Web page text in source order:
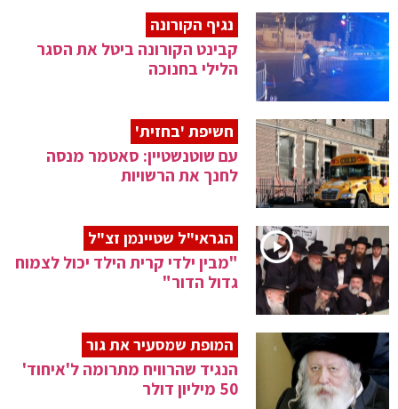
נגיף הקורונה
קבינט הקורונה ביטל את הסגר
הלילי בחנוכה
חשיפת 'בחזית'
עם שוטנשטיין: סאטמר מנסה
לחנך את הרשויות
הגראי"ל שטיינמן זצ"ל
"מבין ילדי קרית הילד יכול לצמוח
גדול הדור"
המופת שמסעיר את גור
הנגיד שהרוויח מתרומה ל'איחוד'
50 מיליון דולר